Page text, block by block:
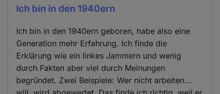
Ich bin in den 1940ern
Ich bin in den 1940ern geboren, habe also eine
Generation mehr Erfahrung. Ich finde die
Erklärung wie ein linkes Jammern und wenig
durch Fakten aber viel durch Meinungen
begründet. Zwei Beispiele: Wer nicht arbeiten...